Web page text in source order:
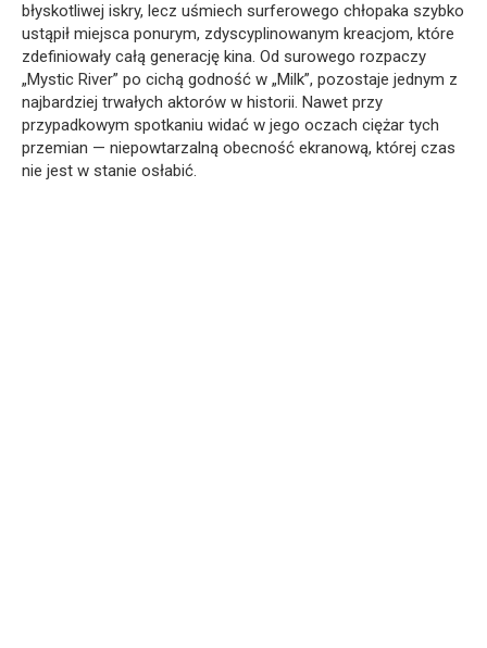
błyskotliwej iskry, lecz uśmiech surferowego chłopaka szybko
ustąpił miejsca ponurym, zdyscyplinowanym kreacjom, które
zdefiniowały całą generację kina. Od surowego rozpaczy
„Mystic River” po cichą godność w „Milk”, pozostaje jednym z
najbardziej trwałych aktorów w historii. Nawet przy
przypadkowym spotkaniu widać w jego oczach ciężar tych
przemian — niepowtarzalną obecność ekranową, której czas
nie jest w stanie osłabić.